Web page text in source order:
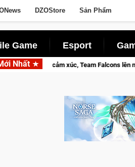
DZOStore Sản Phẩm
Game Esport
Nhất
xúc, Team Falcons lên ngôi vô địch